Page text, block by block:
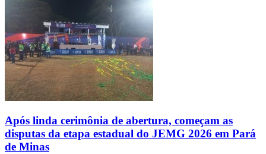
Após linda cerimônia de abertura, começam as
disputas da etapa estadual do JEMG 2026 em Pará
de Minas